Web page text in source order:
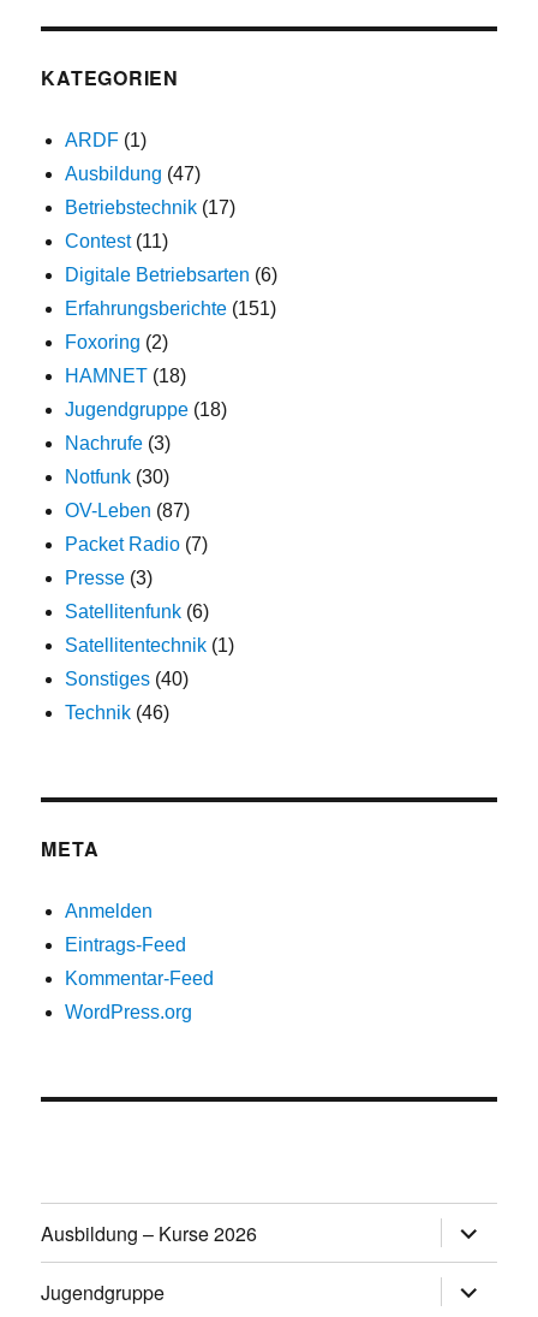
KATEGORIEN
ARDF (1)
Ausbildung (47)
Betriebstechnik (17)
Contest(11)
Digitale Betriebsarten (6)
Erfahrungsberichte (151)
Foxoring (2)
HAMNET (18)
Jugendgruppe (18)
Nachrufe (3)
Notfunk (30)
OV-Leben (87)
Packet Radio (7)
Presse (3)
Satellitenfunk (6)
Satellitentechnik (1)
Sonstiges (40)
Technik (46)
META
Anmelden
Eintrags-Feed
Kommentar-Feed
WordPress.org
Ausbildung – Kurse 2026
öffnen
Jugendgruppe
öffnen